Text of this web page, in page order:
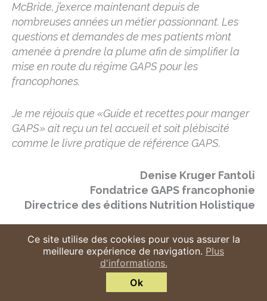
McBride, j’exerce maintenant depuis de
nombreuses années un métier passionnant. Les
questions et demandes de mes patients m’ont
amenée à prendre la plume afin de simplifier la
mise en route du régime GAPS pour les
francophones.
Je me réjouis que «Guide et recettes pour manger
GAPS» ait reçu un tel accueil et soit plébiscité
comme le livre pratique de référence GAPS.
Denise Kruger Fantoli
Fondatrice GAPS francophonie
Directrice des éditions Nutrition Holistique
Ce site utilise des cookies pour vous assurer la
meilleure expérience de navigation. Plus
d'informations.
Ok